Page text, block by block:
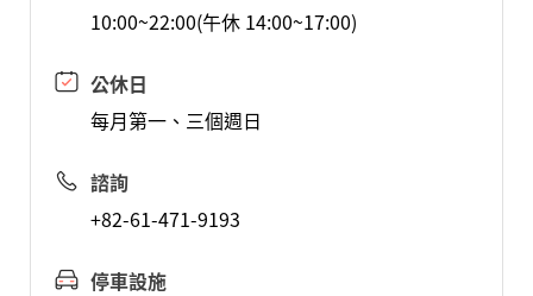
10:00~22:00(午休 14:00~17:00)
公休日
每月第一、三個週日
諮詢
+82-61-471-9193
停車設施